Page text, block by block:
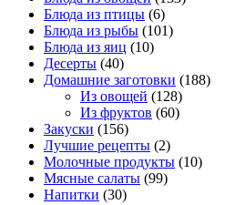
Блюда из птицы (6)
Блюда из рыбы (101)
Блюда из яиц (10)
Десерты (40)
Домашние заготовки (188)
Из овощей (128)
Из фруктов (60)
Закуски (156)
Лучшие рецепты (2)
Молочные продукты (10)
Мясные салаты (99)
Напитки (30)